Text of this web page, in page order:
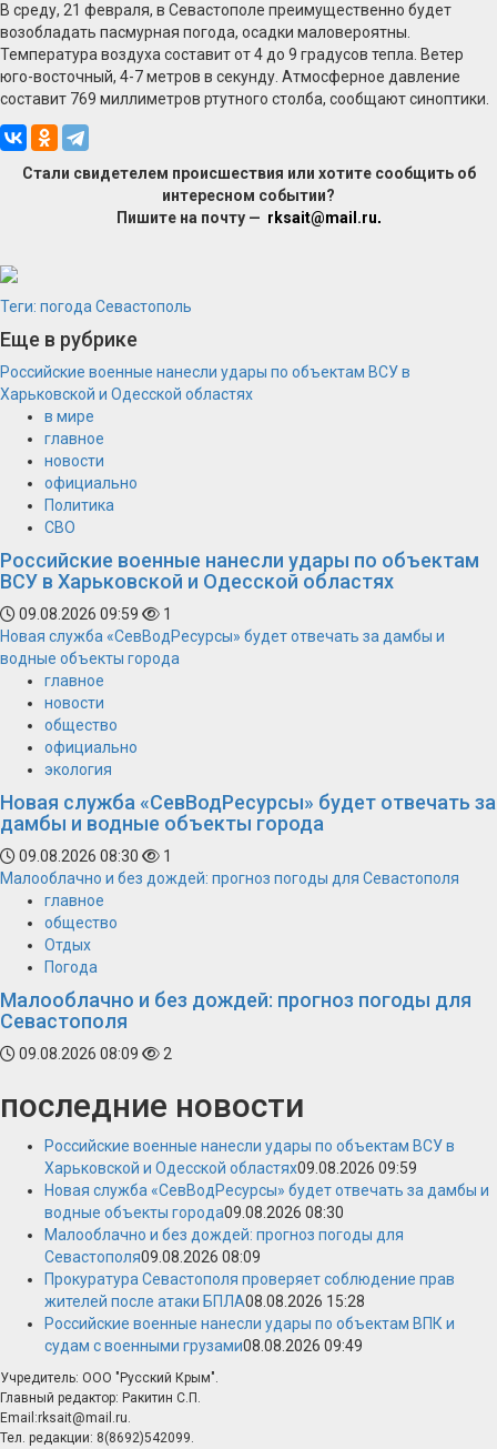
В среду, 21 февраля, в Севастополе преимущественно будет
возобладать пасмурная погода, осадки маловероятны.
Температура воздуха составит от 4 до 9 градусов тепла. Ветер
юго-восточный, 4-7 метров в секунду. Атмосферное давление
составит 769 миллиметров ртутного столба, сообщают синоптики.
Стали свидетелем происшествия или хотите сообщить об
интересном событии?
Пишите на почту — rksait@mail.ru.
Теги: погода Севастополь
Еще в рубрике
Российские военные нанесли удары по объектам ВСУ в
Харьковской и Одесской областях
в мире
главное
новости
официально
Политика
СВО
Российские военные нанесли удары по объектам
ВСУ в Харьковской и Одесской областях
09.08.2026 09:59
1
Новая служба «СевВодРесурсы» будет отвечать за дамбы и
водные объекты города
главное
новости
общество
официально
экология
Новая служба «СевВодРесурсы» будет отвечать за
дамбы и водные объекты города
09.08.2026 08:30
1
Малооблачно и без дождей: прогноз погоды для Севастополя
главное
общество
Отдых
Погода
Малооблачно и без дождей: прогноз погоды для
Севастополя
09.08.2026 08:09 2
последние новости
Российские военные нанесли удары по объектам ВСУ в
Харьковской и Одесской областях09.08.2026 09:59
Новая служба «СевВодРесурсы» будет отвечать за дамбы и
водные объекты города09.08.2026 08:30
Малооблачно и без дождей: прогноз погоды для
Севастополя09.08.2026 08:09
Прокуратура Севастополя проверяет соблюдение прав
жителей после атаки БПЛА08.08.2026 15:28
Российские военные нанесли удары по объектам ВПК и
судам с военными грузами08.08.2026 09:49
Учредитель: ООО "Русский Крым".
Главный редактор: Ракитин С.П.
Email:rksait@mail.ru.
Тел. редакции: 8(8692)542099.